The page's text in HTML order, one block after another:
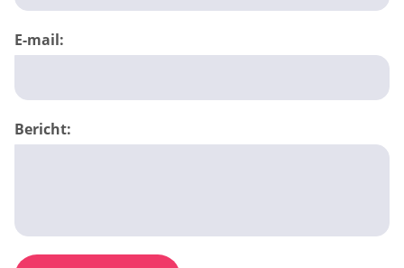
E-mail:
Bericht: